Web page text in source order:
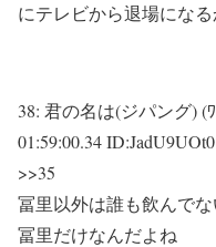
にテレビから退場にな
38: 君の名は(ジパング) (
01:59:00.34 ID:JadU9UOt0
>>35
冨里以外は誰も飲んで
冨里だけなんだよね